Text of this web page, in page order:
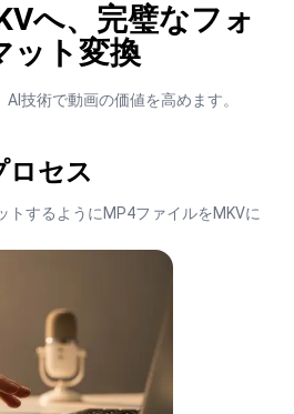
へ、完璧なフォ
ット変換
技術で動画の価値を高めます。
ロセス
トするようにMP4ファイルをMKVに